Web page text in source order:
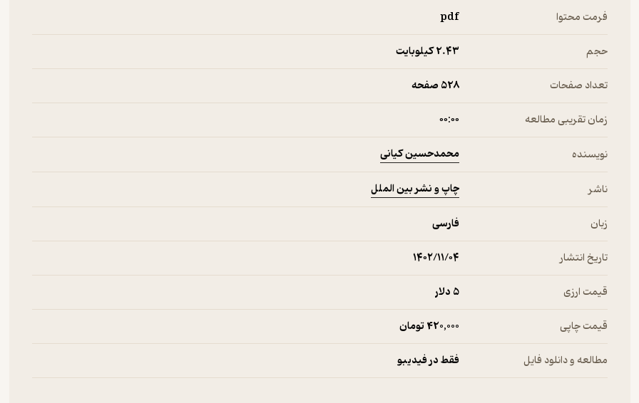
فرمت محتوا pdf
حجم 2.۴۳ کیلوبایت
تعداد صفحات 528 صفحه
زمان تقریبی مطالعه ۰۰:۰۰
نویسنده محمدحسین کیانی
ناشر چاپ و نشر بین الملل
زبان فارسی
تاریخ انتشار ۱۴۰۲/۱۱/۰۴
قیمت ارزی 5 دلار
قیمت چاپی 420,000 تومان
مطالعه و دانلود فایل فقط در فیدیبو